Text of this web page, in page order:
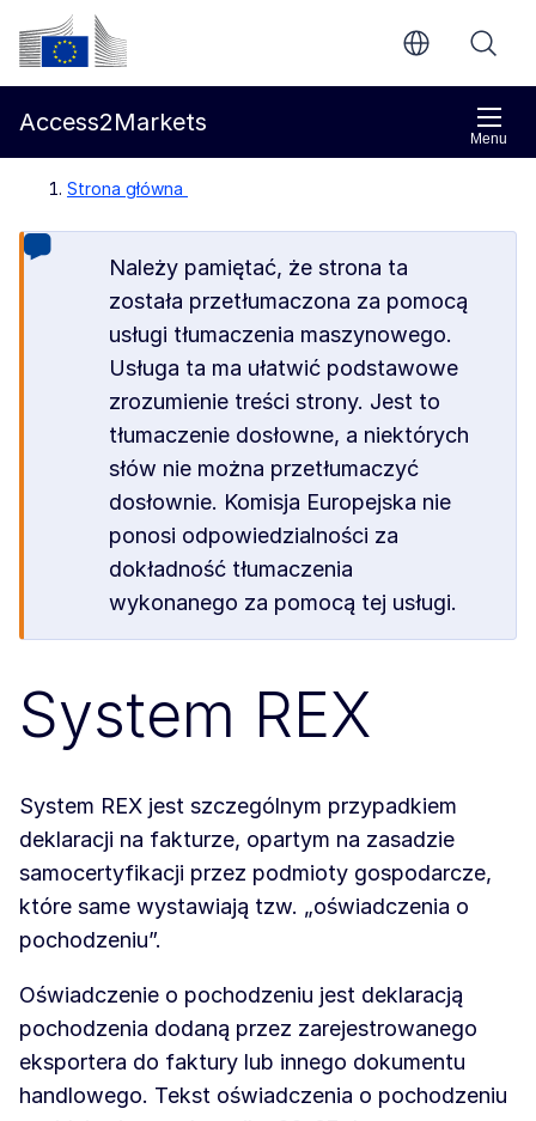
Przejdź do głównej treści
Komisja Europejska
Menu
Access2Markets
Strona główna
Należy pamiętać, że strona ta
została przetłumaczona za pomocą
usługi tłumaczenia maszynowego.
Usługa ta ma ułatwić podstawowe
zrozumienie treści strony. Jest to
tłumaczenie dosłowne, a niektórych
słów nie można przetłumaczyć
dosłownie. Komisja Europejska nie
ponosi odpowiedzialności za
dokładność tłumaczenia
wykonanego za pomocą tej usługi.
System REX
System REX jest szczególnym przypadkiem
deklaracji na fakturze, opartym na zasadzie
samocertyfikacji przez podmioty gospodarcze,
które same wystawiają tzw. „oświadczenia o
pochodzeniu”.
Oświadczenie o pochodzeniu jest deklaracją
pochodzenia dodaną przez zarejestrowanego
eksportera do faktury lub innego dokumentu
handlowego. Tekst oświadczenia o pochodzeniu